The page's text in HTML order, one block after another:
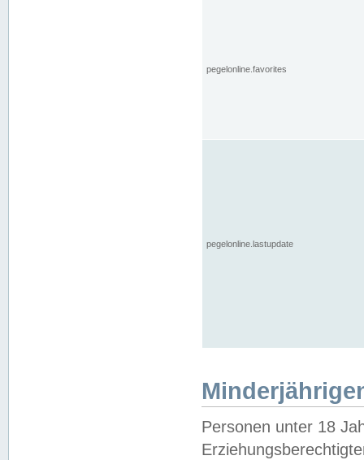
pegelonline.favorites
pegelonline.lastupdate
Personen unter 18